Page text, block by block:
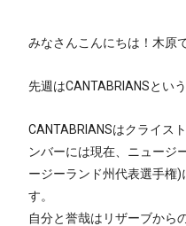
みなさんこんにちは！木原で
先週はCANTABRIANSとい
CANTABRIANSはクライス
ンバーには現在、ニュージ
ージーランド州代表選手権
す。
自分と誉哉はリザーブから